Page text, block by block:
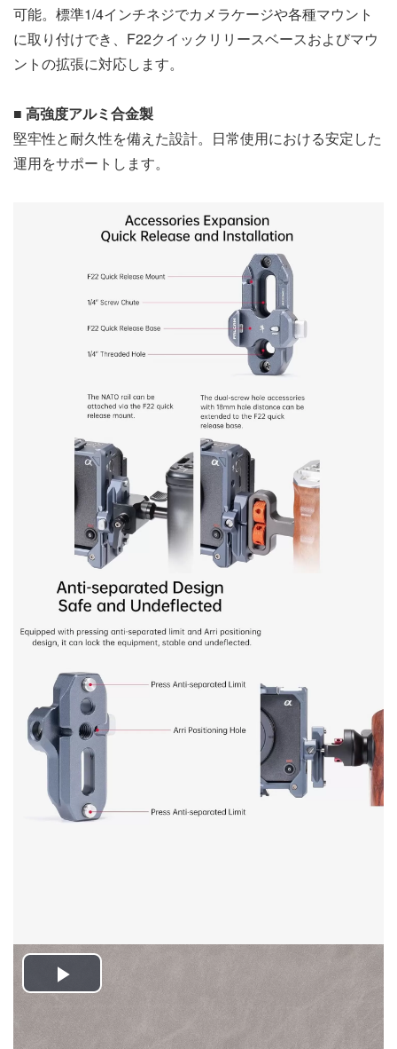
可能。標準1/4インチネジでカメラケージや各種マウント
に取り付けでき、F22クイックリリースベースおよびマウ
ントの拡張に対応します。
■ 高強度アルミ合金製
堅牢性と耐久性を備えた設計。日常使用における安定した
運用をサポートします。
Play
Video